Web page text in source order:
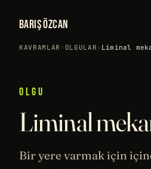
BARIŞ ÖZCAN
KAVRAMLAR › OLGULAR › Liminal
OLGU
Liminal
Bir yere varmak için